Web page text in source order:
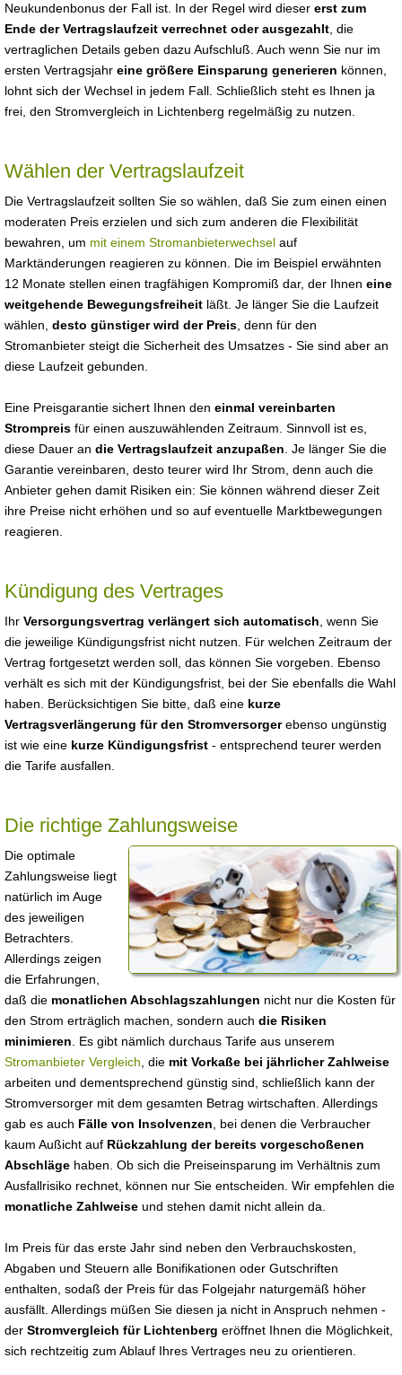
Neukundenbonus der Fall ist. In der Regel wird dieser erst zum
Ende der Vertragslaufzeit verrechnet oder ausgezahlt , die
vertraglichen Details geben dazu Aufschluß. Auch wenn Sie nur im
ersten Vertragsjahr eine größere Einsparung generieren können,
lohnt sich der Wechsel in jedem Fall. Schließlich steht es Ihnen ja
frei, den Stromvergleich in Lichtenberg regelmäßig zu nutzen.
Wählen der Vertragslaufzeit
Die Vertragslaufzeit sollten Sie so wählen, daß Sie zum einen einen
moderaten Preis erzielen und sich zum anderen die Flexibilität
bewahren, um mit einem Stromanbieterwechsel auf
Marktänderungen reagieren zu können. Die im Beispiel erwähnten
12 Monate stellen einen tragfähigen Kompromiß dar, der Ihnen eine
weitgehende Bewegungsfreiheit läßt. Je länger Sie die Laufzeit
wählen, desto günstiger wird der Preis , denn für den
Stromanbieter steigt die Sicherheit des Umsatzes - Sie sind aber an
diese Laufzeit gebunden.
Eine Preisgarantie sichert Ihnen den einmal vereinbarten
Strompreis für einen auszuwählenden Zeitraum. Sinnvoll ist es,
diese Dauer an die Vertragslaufzeit anzupaßen . Je länger Sie die
Garantie vereinbaren, desto teurer wird Ihr Strom, denn auch die
Anbieter gehen damit Risiken ein: Sie können während dieser Zeit
ihre Preise nicht erhöhen und so auf eventuelle Marktbewegungen
reagieren.
Kündigung des Vertrages
Ihr Versorgungsvertrag verlängert sich automatisch , wenn Sie
die jeweilige Kündigungsfrist nicht nutzen. Für welchen Zeitraum der
Vertrag fortgesetzt werden soll, das können Sie vorgeben. Ebenso
verhält es sich mit der Kündigungsfrist, bei der Sie ebenfalls die Wahl
haben. Berücksichtigen Sie bitte, daß eine kurze
Vertragsverlängerung für den Stromversorgerebenso ungünstig
ist wie eine kurze Kündigungsfrist - entsprechend teurer werden
die Tarife ausfallen.
Die richtige Zahlungsweise
Die optimale
Zahlungsweise liegt
natürlich im Auge
des jeweiligen
Betrachters.
Allerdings zeigen
die Erfahrungen,
daß die monatlichen Abschlagszahlungen nicht nur die Kosten für
den Strom erträglich machen, sondern auch die Risiken
minimieren . Es gibt nämlich durchaus Tarife aus unserem
Stromanbieter Vergleich , die mit Vorkaße bei jährlicher Zahlweise
arbeiten und dementsprechend günstig sind, schließlich kann der
Stromversorger mit dem gesamten Betrag wirtschaften. Allerdings
gab es auch Fälle von Insolvenzen , bei denen die Verbraucher
kaum Außicht auf Rückzahlung der bereits vorgeschoßenen
Abschläge haben. Ob sich die Preiseinsparung im Verhältnis zum
Ausfallrisiko rechnet, können nur Sie entscheiden. Wir empfehlen die
monatliche Zahlweise und stehen damit nicht allein da.
Im Preis für das erste Jahr sind neben den Verbrauchskosten,
Abgaben und Steuern alle Bonifikationen oder Gutschriften
enthalten, sodaß der Preis für das Folgejahr naturgemäß höher
ausfällt. Allerdings müßen Sie diesen ja nicht in Anspruch nehmen -
der Stromvergleich für Lichtenberg eröffnet Ihnen die Möglichkeit,
sich rechtzeitig zum Ablauf Ihres Vertrages neu zu orientieren.